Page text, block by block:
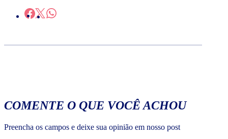
COMENTE O QUE VOCÊ ACHOU
Preencha os campos e deixe sua opinião em nosso post